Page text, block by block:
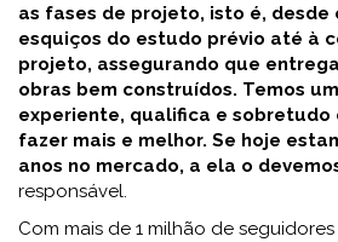
as fases de projeto, isto é, desde
esquiços do estudo prévio até à
projeto, assegurando que
obras bem construídos. Temos
experiente, qualifica e sobretudo
fazer mais e melhor. Se hoje
anos no mercado, a ela o
responsável.
Com mais de 1 milhão de